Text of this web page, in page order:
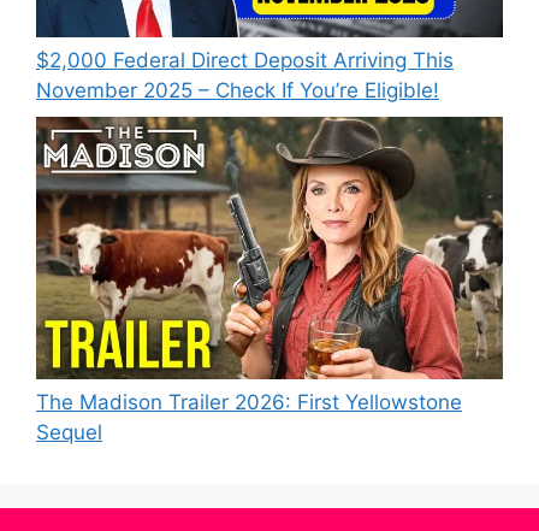
$2,000 Federal Direct Deposit Arriving This
November 2025 – Check If You’re Eligible!
The Madison Trailer 2026: First Yellowstone
Sequel